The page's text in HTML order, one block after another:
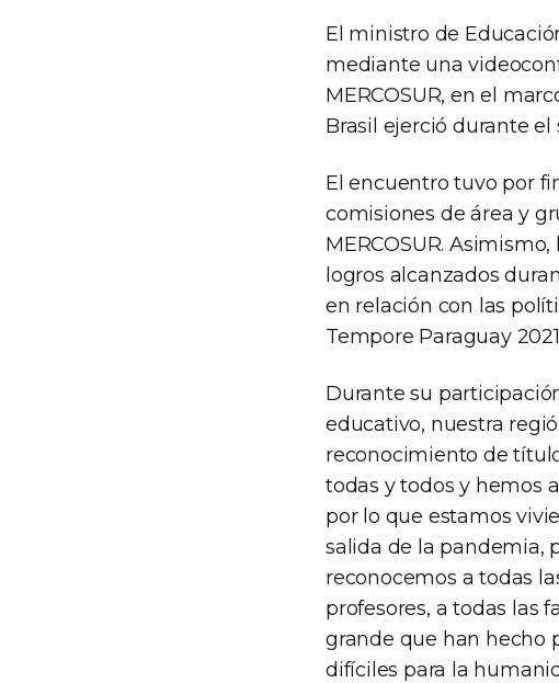
El ministro de
mediante una
MERCOSUR, en el
Brasil ejerció durante
El encuentro tuvo por
comisiones de área y
MERCOSUR.
logros alcanzados
en relación con las
Tempore Paraguay
Durante su
educativo, nuestra
reconocimiento de
todas y todos y hemos
por lo que estamos
salida de la pandemia,
reconocemos a todas
profesores, a todas las
grande que han hecho
difíciles para la